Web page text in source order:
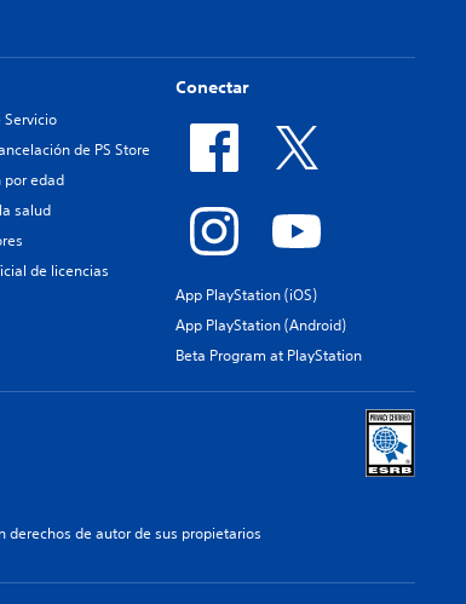
Servicio
de PS Store
por edad
salud
de licencias
Conectar
App PlayStation (iOS)
App PlayStation (Android)
Beta Program at PlayStation
de autor de sus propietarios